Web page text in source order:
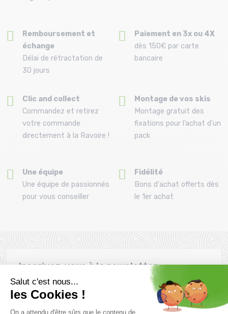
Remboursement et
échange
Délai de rétractation de
30 jours
Paiement en 3x ou 4X
dès 150€ par carte
bancaire
Clic and collect
Commandez et retirez
votre commande
directement à la Ravoire !
Montage de vos skis
Montage gratuit des
fixations pour l’achat d'un
pack
Une équipe
Une équipe de passionnés
pour vous conseiller
Fidélité
Bons d'achat offerts dès
le 1er achat
Inscrivez-vous à la newsletter
Envie de profiter des promotions avant tout le monde. Alors
n'attendez plus !
S'inscrire